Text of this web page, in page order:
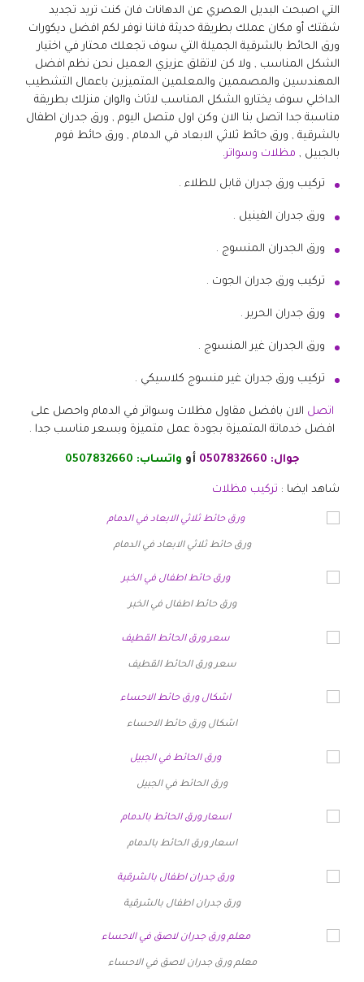
التي اصبحت البديل العصري عن الدهانات فان كنت تريد تجديد
شقتك أو مكان عملك بطريقة حديثة فاننا نوفر لكم افضل ديكورات
ورق الحائط بالشرقية الجميلة التي سوف تجعلك محتار في اختيار
الشكل المناسب , ولا كن لاتقلق عزيزي العميل نحن نظم افضل
المهندسين والمصممين والمعلمين المتميزين باعمال التشطيب
الداخلي سوف يختارو الشكل المناسب لاثاث والوان منزلك بطريقة
مناسبة جدا اتصل بنا الان وكن اول متصل اليوم , ورق جدران اطفال
بالشرقية , ورق حائط ثلاثي الابعاد في الدمام , ورق حائط فوم
بالجبيل , مظلات وسواتر.
تركيب ورق جدران قابل للطلاء .
ورق جدران الفينيل .
ورق الجدران المنسوج .
تركيب ورق جدران الجوت .
ورق جدران الحرير .
ورق الجدران غير المنسوج .
تركيب ورق جدران غير منسوج كلاسيكي .
اتصل الان بافضل مقاول مظلات وسواتر في الدمام واحصل على
افضل خدماتة المتميزة بجودة عمل متميزة وبسعر مناسب جدا .
جوال: 0507832660 أو واتساب: 0507832660
شاهد ايضا : تركيب مظلات
ورق حائط ثلاثي الابعاد في الدمام
ورق حائط اطفال في الخبر
سعر ورق الحائط القطيف
اشكال ورق حائط الاحساء
ورق الحائط في الجبيل
اسعار ورق الحائط بالدمام
ورق جدران اطفال بالشرقية
معلم ورق جدران لاصق في الاحساء